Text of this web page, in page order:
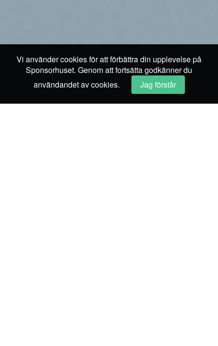
Vi använder cookies för att förbättra din upplevelse på
Sponsorhuset. Genom att fortsätta godkänner du
användandet av cookies.
Jag förstår